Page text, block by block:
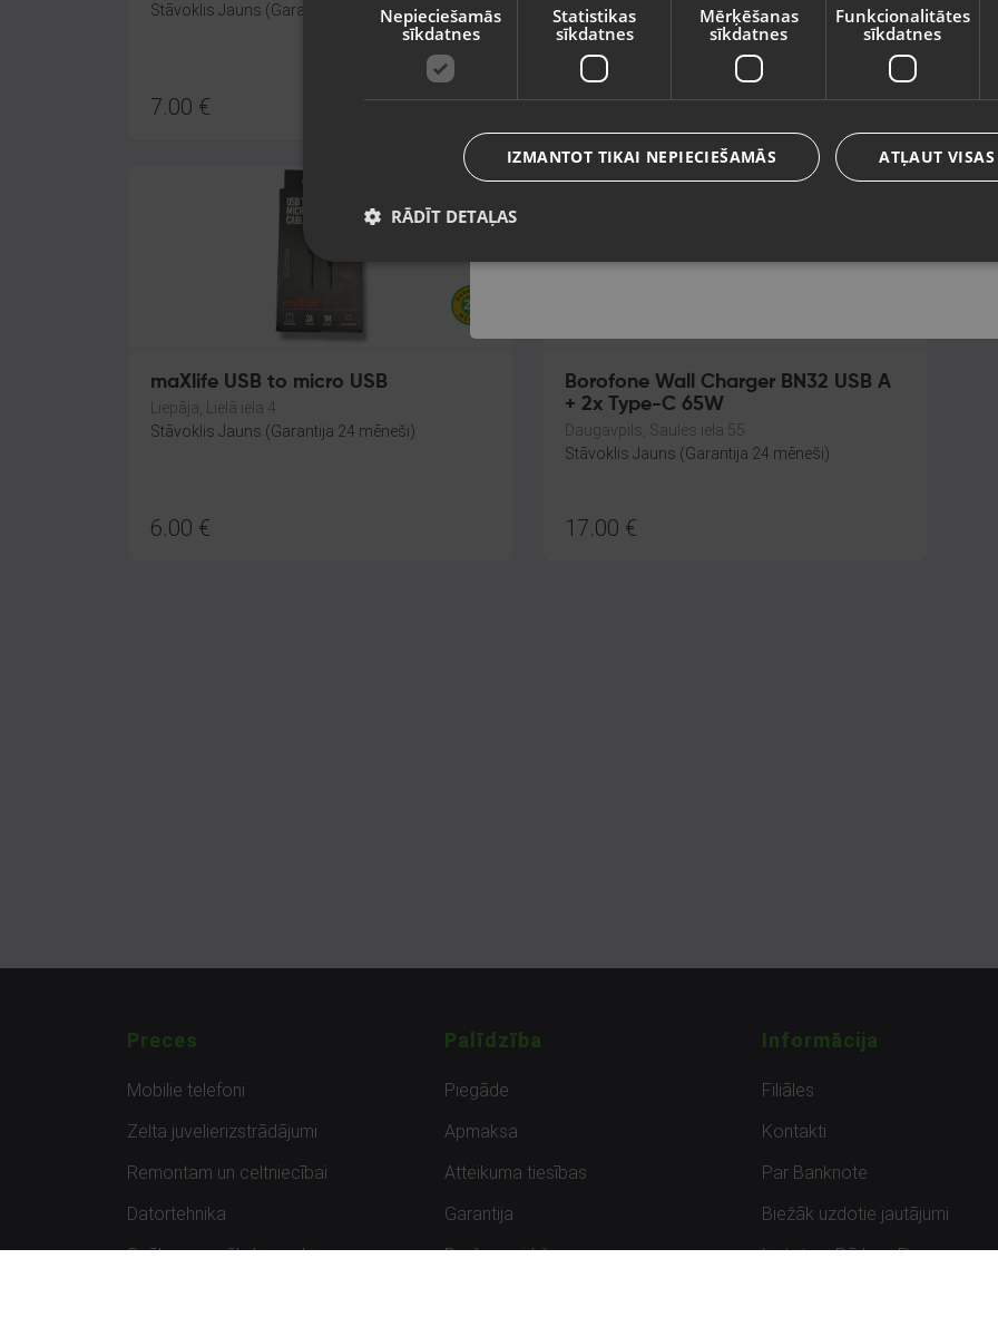
Stāvoklis Jauns (Garantija 24 mēneši)
7.00 €
Stāvoklis Jauns (Garantija 24 mēneši)
9.00€
maXlife USB to micro USB
Liepāja, Lielā iela 4
Stāvoklis Jauns (Garantija 24 mēneši)
6.00 €
Borofone Wall Charger BN32 USB A
+ 2x Type-C 65W
Daugavpils, Saules iela 55
Stāvoklis Jauns (Garantija 24 mēneši)
17.00 €
Preces
Mobilie telefoni
Zelta juvelierizstrādājumi
Remontam un celtniecībai
Datortehnika
Spēles un spēļu konsoles
Palīdzība
Piegāde
Apmaksa
Atteikuma tiesības
Garantija
Preču uzpirkšana
Informācija
Filiāles
Kontakti
Par Banknote
Biežāk uzdotie jautājumi
Lietots – Pārbaudīts
Valoda
Latviešu / Latvian
Nepieciešamās
sīkdatnes
Statistikas
sīkdatnes
Mērķēšanas
sīkdatnes
Funkcionalitātes
sīkdatnes
ATĻAUT
IZMANTOT TIKAI NEPIECIEŠAMĀS
RĀDĪT DETAĻAS